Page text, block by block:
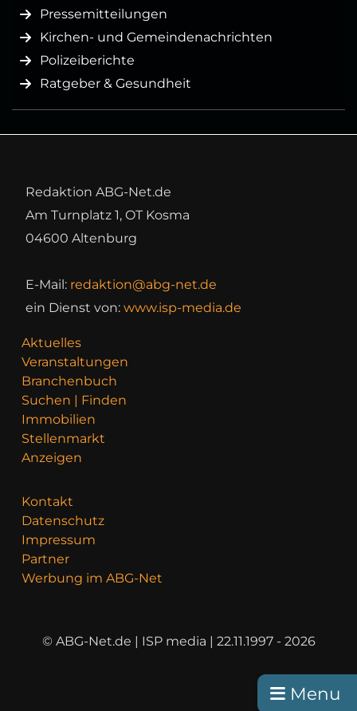
Menu
Pressemitteilungen
Kirchen- und Gemeindenachrichten
Polizeiberichte
Ratgeber & Gesundheit
Redaktion ABG-Net.de
Am Turnplatz 1, OT Kosma
04600 Altenburg
E-Mail: redaktion@abg-net.de
ein Dienst von: www.isp-media.de
Aktuelles
Veranstaltungen
Branchenbuch
Suchen | Finden
Immobilien
Stellenmarkt
Anzeigen
Kontakt
Datenschutz
Impressum
Partner
Werbung im ABG-Net
© ABG-Net.de | ISP media | 22.11.1997 - 2026